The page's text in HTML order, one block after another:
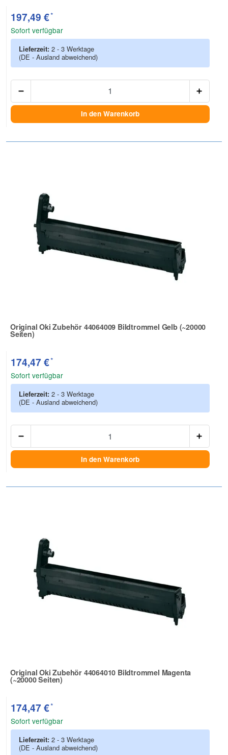
197,49 €*
Sofort verfügbar
Lieferzeit: 2 - 3 Werktage
(DE - Ausland abweichend)
In den Warenkorb
Original Oki Zubehör 44064009 Bildtrommel Gelb (~20000
Seiten)
Zur Artikelbewertung
174,47 €*
Sofort verfügbar
Lieferzeit: 2 - 3 Werktage
(DE - Ausland abweichend)
In den Warenkorb
Original Oki Zubehör 44064010 Bildtrommel Magenta
(~20000 Seiten)
Zur Artikelbewertung
174,47 €*
Sofort verfügbar
Lieferzeit: 2 - 3 Werktage
(DE - Ausland abweichend)